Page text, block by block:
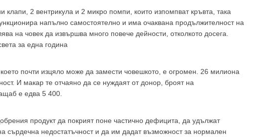
клапи, 2 вентрикула и 2 микро помпи, които изпомпват кръвта, така
напълно самостоятелно и има очаквана продължителност на
на човек да извършва много повече дейности, отколкото досега.
за една година
почти изцяло може да замести човешкото, е огромен. 26 милиона
И макар те отчаяно да се нуждаят от донор, броят на
е едва 5 400.
продукт да покрият поне частично дефицита, да удължат
сърдечна недостатъчност и да им дадат възможност за нормален
Аз съм медицински специалист Не съм медицински специалист